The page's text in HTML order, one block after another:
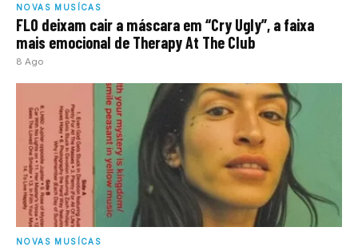
NOVAS MUSÍCAS
FLO deixam cair a máscara em “Cry Ugly”, a faixa
mais emocional de Therapy At The Club
8 Ago
NOVAS MUSÍCAS